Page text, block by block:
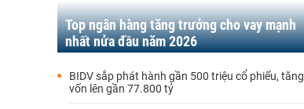
Top ngân hàng tăng trưởng cho vay mạnh
nhất nửa đầu năm 2026
BIDV sắp phát hành gần 500 triệu cổ phiếu, tăng
vốn lên gần 77.800 tỷ